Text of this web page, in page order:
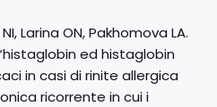
Larina ON, Pakhomova LA.
ed histaglobin
in casi di rinite allergica
ricorrente in cui i